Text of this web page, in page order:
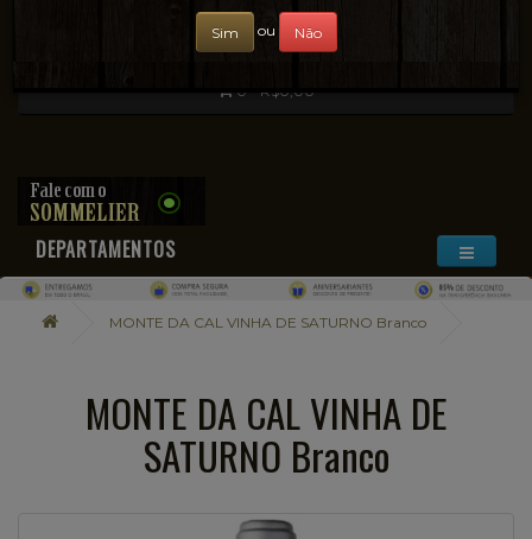
0 - R$0,00
DEPARTAMENTOS
MONTE DA CAL VINHA DE SATURNO Branco
MONTE DA CAL VINHA DE
SATURNO Branco
Sim ou Não